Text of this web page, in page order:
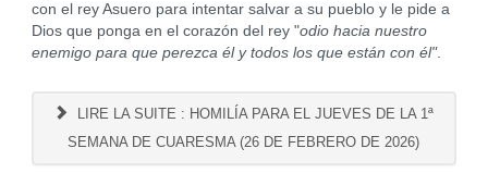
con el rey Asuero para intentar salvar a su pueblo y le pide a
Dios que ponga en el corazón del rey "odio hacia nuestro
enemigo para que perezca él y todos los que están con él".
LIRE LA SUITE : HOMILÍA PARA EL JUEVES DE LA 1ª
SEMANA DE CUARESMA (26 DE FEBRERO DE 2026)